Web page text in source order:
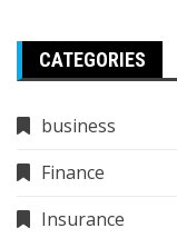
CATEGORIES
business
Finance
Insurance